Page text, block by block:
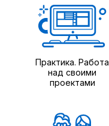
Практика. Работа
над своими
проектами